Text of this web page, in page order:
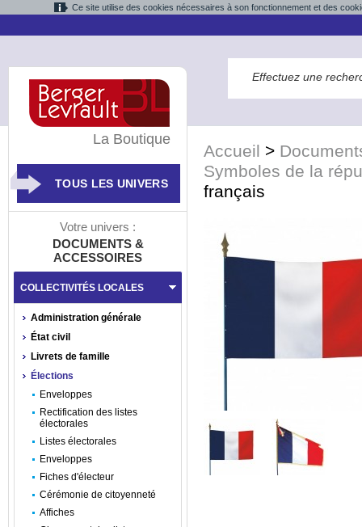
Ce site utilise des cookies nécessaires à son fonctionnement et des
Accueil >
Symboles de la
français
La Boutique
TOUS LES UNIVERS
Votre univers :
DOCUMENTS &
ACCESSOIRES
COLLECTIVITÉS LOCALES
Administration générale
État civil
Livrets de famille
Élections
Enveloppes
Rectification des listes
électorales
Listes électorales
Enveloppes
Fiches d'électeur
Cérémonie de citoyenneté
Affiches